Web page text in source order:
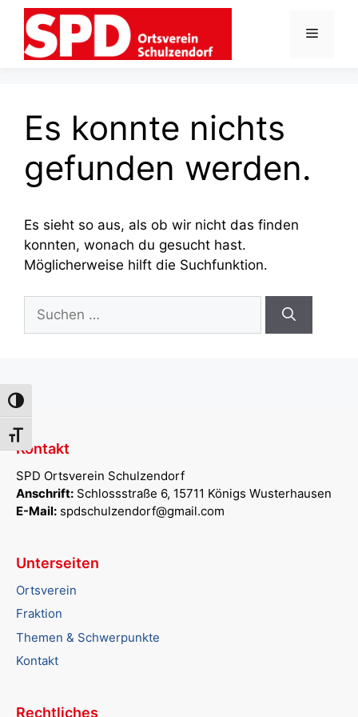
Umschalten auf hohe Kontraste
Schrift vergrößern
Zum
Inhalt
springen
Menü
Es konnte nichts
gefunden werden.
Es sieht so aus, als ob wir nicht das finden
konnten, wonach du gesucht hast.
Möglicherweise hilft die Suchfunktion.
nach:
Kontakt
SPD Ortsverein Schulzendorf
Anschrift: Schlossstraße 6, 15711 Königs Wusterhausen
E-Mail: spdschulzendorf@gmail.com
Unterseiten
Ortsverein
Fraktion
Themen & Schwerpunkte
Kontakt
Rechtliches